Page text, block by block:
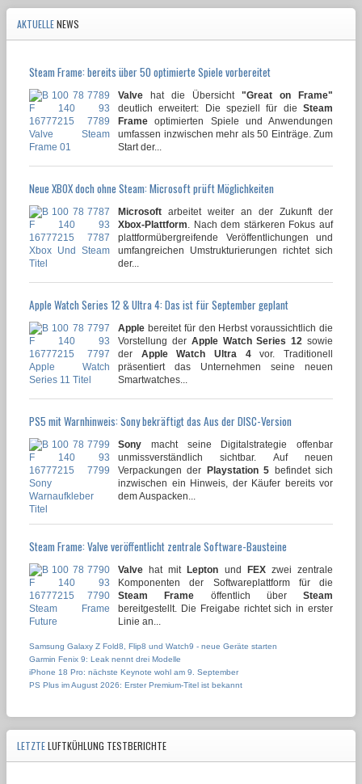
AKTUELLENEWS
Steam Frame: bereits über 50 optimierte Spiele vorbereitet
Valve hat die Übersicht "Great on Frame"
deutlich erweitert: Die speziell für die Steam
Frame optimierten Spiele und Anwendungen
umfassen inzwischen mehr als 50 Einträge. Zum
Start der...
Neue XBOX doch ohne Steam: Microsoft prüft Möglichkeiten
Microsoft arbeitet weiter an der Zukunft der
Xbox-Plattform . Nach dem stärkeren Fokus auf
plattformübergreifende Veröffentlichungen und
umfangreichen Umstrukturierungen richtet sich
der...
Apple Watch Series 12 & Ultra 4: Das ist für September geplant
Apple bereitet für den Herbst voraussichtlich die
Vorstellung der Apple Watch Series 12 sowie
der Apple Watch Ultra 4vor. Traditionell
präsentiert das Unternehmen seine neuen
Smartwatches...
PS5 mit Warnhinweis: Sony bekräftigt das Aus der DISC-Version
Sony macht seine Digitalstrategie offenbar
unmissverständlich sichtbar. Auf neuen
Verpackungen der Playstation 5 befindet sich
inzwischen ein Hinweis, der Käufer bereits vor
dem Auspacken...
Steam Frame: Valve veröffentlicht zentrale Software-Bausteine
Valve hat mitLepton und FEXzwei zentrale
Komponenten der Softwareplattform für die
Steam Frame öffentlich über Steam
bereitgestellt. Die Freigabe richtet sich in erster
Linie an...
Samsung Galaxy Z Fold8, Flip8 und Watch9 - neue Geräte starten
Garmin Fenix 9: Leak nennt drei Modelle
iPhone 18 Pro: nächste Keynote wohl am 9. September
PS Plus im August 2026: Erster Premium-Titel ist bekannt
LETZTELUFTKÜHLUNG TESTBERICHTE